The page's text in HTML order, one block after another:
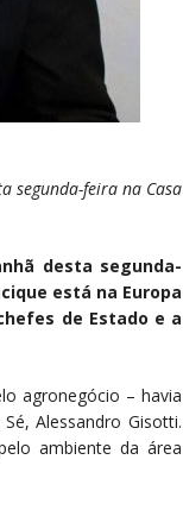
segunda-feira na Casa
desta segunda-
está na Europa
de Estado e a
agronegócio – havia
Alessandro Gisotti.
ambiente da área